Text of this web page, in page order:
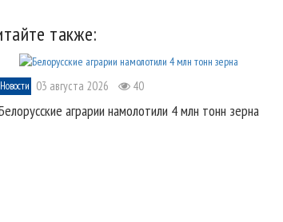
также:
Новости 03 августа 2026 40
аграрии намолотили 4 млн тонн зерна